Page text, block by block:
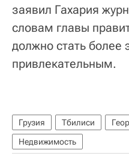
заявил Гахария
словам главы
должно стать более
привлекательным.
Грузия Тбилиси
Недвижимость